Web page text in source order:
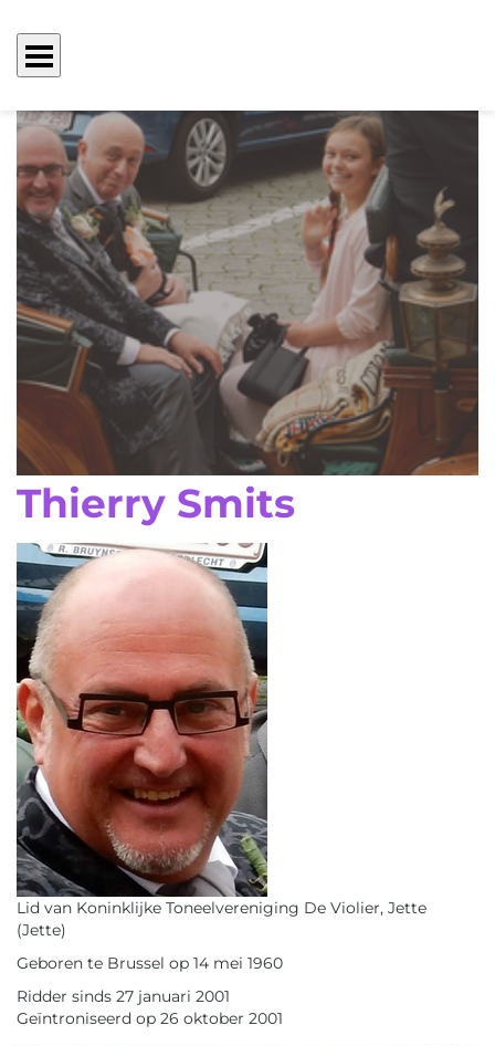
Thierry Smits
Lid van Koninklijke Toneelvereniging De Violier, Jette
(Jette)
Geboren te Brussel op 14 mei 1960
Ridder sinds 27 januari 2001
Geïntroniseerd op 26 oktober 2001